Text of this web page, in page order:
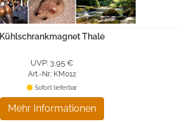
Kühlschrankmagnet Thale
UVP: 3,95 €
Art.-Nr.: KM012
Mehr Informationen
Sofort lieferbar